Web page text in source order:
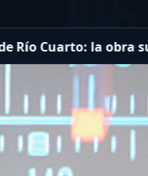
la obra supera